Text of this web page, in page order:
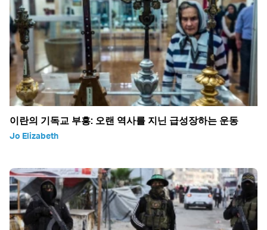
이란의 기독교 부흥: 오랜 역사를 지닌 급성장하는 운동
Jo Elizabeth